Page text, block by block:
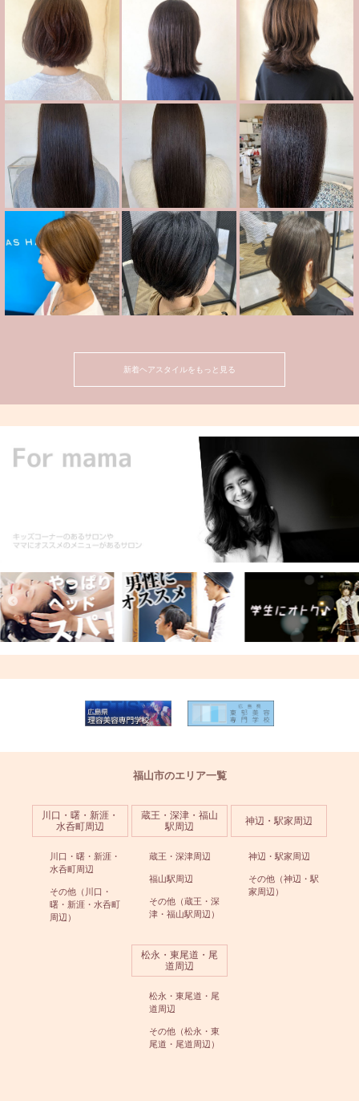
新着ヘアスタイルをもっと見る
福山市のエリア一覧
川口・曙・新涯・
水呑町周辺
川口・曙・新涯・
水呑町周辺
その他（川口・
曙・新涯・水呑町
周辺）
蔵王・深津・福山
駅周辺
蔵王・深津周辺
福山駅周辺
その他（蔵王・深
津・福山駅周辺）
神辺・駅家周辺
神辺・駅家周辺
その他（神辺・駅
家周辺）
松永・東尾道・尾
道周辺
松永・東尾道・尾
道周辺
その他（松永・東
尾道・尾道周辺）